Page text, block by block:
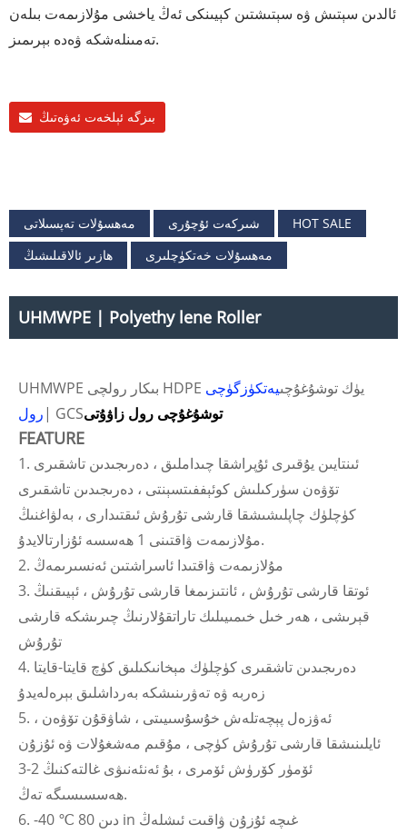
ئالدىن سېتىش ۋە سېتىشتىن كېيىنكى ئەڭ ياخشى مۇلازىمەت بىلەن
تەمىنلەشكە ۋەدە بېرىمىز.
بىزگە ئېلخەت ئەۋەتىڭ
مەھسۇلات تەپسىلاتى شىركەت ئۇچۇرى
HOT SALE
ھازىر ئالاقىلىشىڭ
مەھسۇلات خەتكۈچلىرى
UHMWPE | Polyethy lene Roller
UHMWPE بىكار رولچى HDPE يۈك توشۇغۇچىيەتكۈزگۈچى
رول | GCSتوشۇغۇچى رول زاۋۇتى
FEATURE
1. ئىنتايىن يۇقىرى ئۇپراشقا چىداملىق ، دەرىجىدىن تاشقىرى
تۆۋەن سۈركىلىش كوئېففىتسېنتى ، دەرىجىدىن تاشقىرى
كۈچلۈك چاپلىشىشقا قارشى تۇرۇش ئىقتىدارى ، بەلۋاغنىڭ
مۇلازىمەت ۋاقتىنى 1 ھەسسە ئۇزارتالايدۇ.
2. مۇلازىمەت ۋاقتىدا ئاسراشتىن ئەنسىرىمەڭ
3. ئوتقا قارشى تۇرۇش ، ئانتىزىمغا قارشى تۇرۇش ، ئېيىقنىڭ
قېرىشى ، ھەر خىل خىمىيىلىك تاراتقۇلارنىڭ چىرىشكە قارشى
تۇرۇش
4. دەرىجىدىن تاشقىرى كۈچلۈك مېخانىكىلىق كۈچ قايتا-قايتا
زەربە ۋە تەۋرىنىشكە بەرداشلىق بېرەلەيدۇ
5. ئەۋزەل پېچەتلەش خۇسۇسىيىتى ، شاۋقۇن تۆۋەن ،
ئايلىنىشقا قارشى تۇرۇش كۈچى ، مۇقىم مەشغۇلات ۋە ئۇزۇن
ئۆمۈر كۆرۈش ئۆمرى ، بۇ ئەنئەنىۋى غالتەكنىڭ 2-3
ھەسسىسىگە تەڭ.
6. -40 ℃ دىن 80 in غىچە ئۇزۇن ۋاقىت ئىشلەڭ